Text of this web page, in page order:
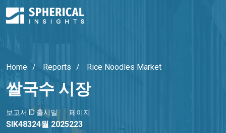
Home Reports Rice Noodles Market
쌀국수 시장
보고서 ID
SIK4832
출시일
4월 2025
페이지
223